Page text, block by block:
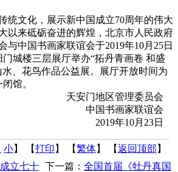
文化，展示新中国成立70周年的伟大
以来砥砺奋进的辉煌，北京市人民政府
与中国书画家联谊会于2019年10月25日
城楼三层展厅举办“拓丹青画卷 和盛
、花鸟作品公益展。展厅开放时间为
馆。
天安门地区管理委员会
中国书画家联谊会
2019年10月23日
小】 【打印 】 【繁体】 【返回顶部 】
立七十 下一篇： 全国首届《牡丹真国